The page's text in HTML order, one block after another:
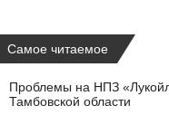
Самое читаемое
Проблемы на НПЗ
Тамбовской области